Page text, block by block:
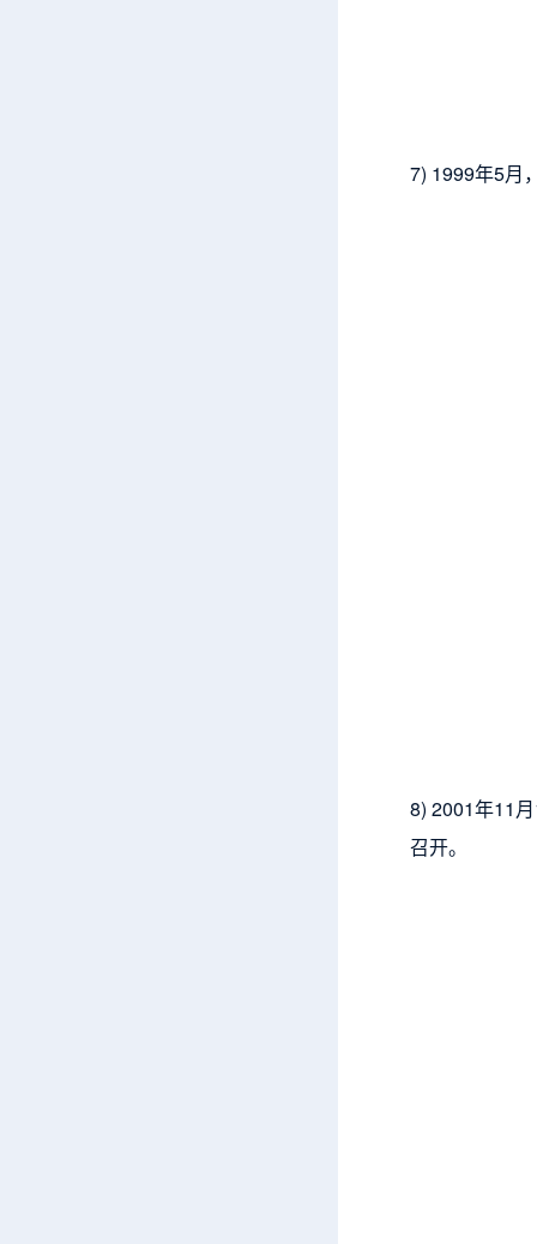
7) 1999年5月
8) 2001年11
召开。